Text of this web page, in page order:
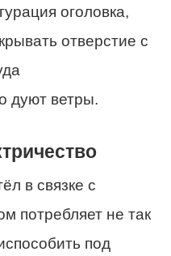
оголовка,
отверстие с
дуют ветры.
в связке с
потребляет не так
под